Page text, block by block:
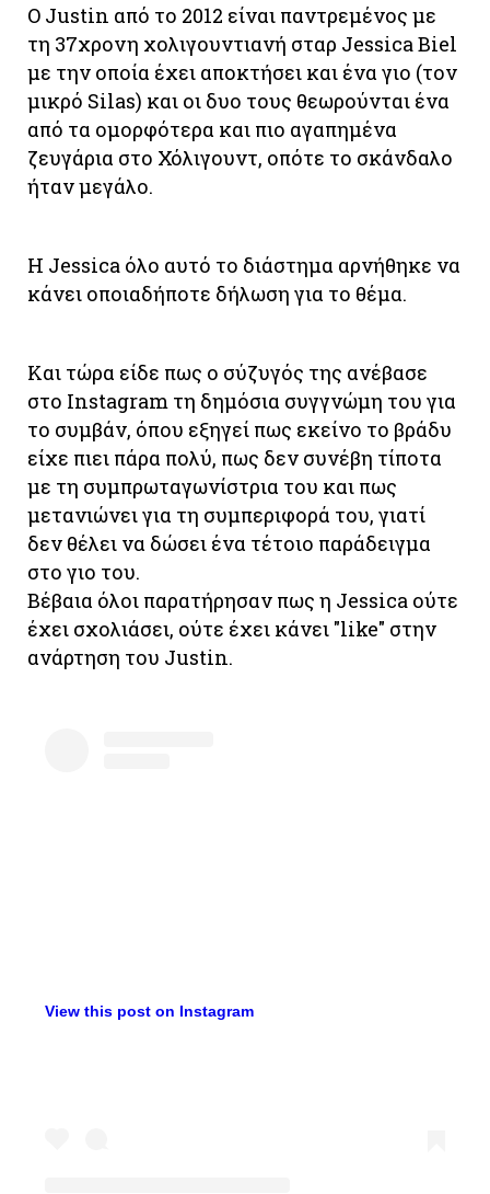
Ο Justin από το 2012 είναι παντρεμένος με
τη 37χρονη χολιγουντιανή σταρ Jessica Biel
με την οποία έχει αποκτήσει και ένα γιο (τον
μικρό Silas) και οι δυο τους θεωρούνται ένα
από τα ομορφότερα και πιο αγαπημένα
ζευγάρια στο Χόλιγουντ, οπότε το σκάνδαλο
ήταν μεγάλο.
Η Jessica όλο αυτό το διάστημα αρνήθηκε να
κάνει οποιαδήποτε δήλωση για το θέμα.
Και τώρα είδε πως ο σύζυγός της ανέβασε
στο Instagram τη δημόσια συγγνώμη του για
το συμβάν, όπου εξηγεί πως εκείνο το βράδυ
είχε πιει πάρα πολύ, πως δεν συνέβη τίποτα
με τη συμπρωταγωνίστρια του και πως
μετανιώνει για τη συμπεριφορά του, γιατί
δεν θέλει να δώσει ένα τέτοιο παράδειγμα
στο γιο του.
Βέβαια όλοι παρατήρησαν πως η Jessica ούτε
έχει σχολιάσει, ούτε έχει κάνει "like" στην
ανάρτηση του Justin.
View this post on Instagram